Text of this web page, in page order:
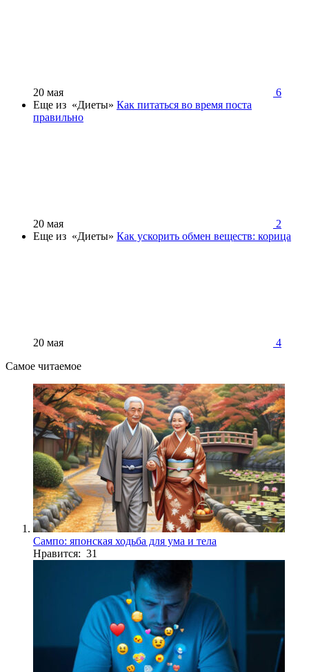
20 мая
6
Еще из «Диеты» Как питаться во время поста
правильно
20 мая
2
Еще из «Диеты» Как ускорить обмен веществ: корица
20 мая
4
Самое читаемое
Сампо: японская ходьба для ума и тела
Нравится: 31